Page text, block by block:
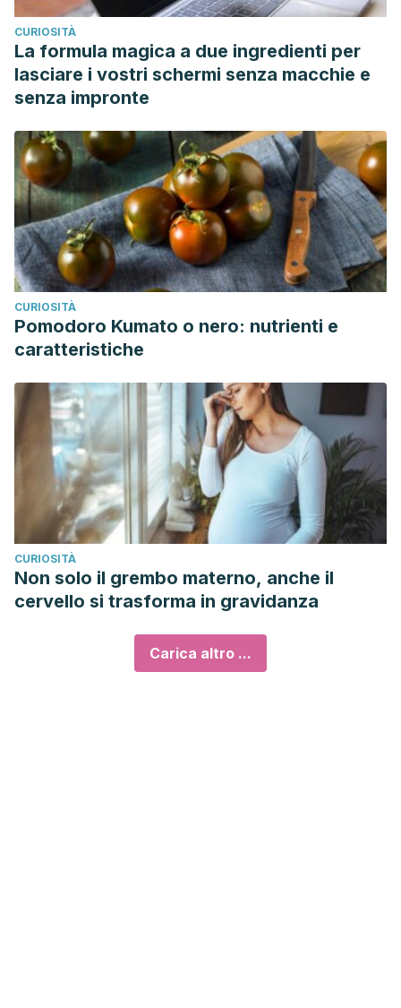
CURIOSITÀ
La formula magica a due ingredienti per
lasciare i vostri schermi senza macchie e
senza impronte
CURIOSITÀ
Pomodoro Kumato o nero: nutrienti e
caratteristiche
CURIOSITÀ
Non solo il grembo materno, anche il
cervello si trasforma in gravidanza
Carica altro ...